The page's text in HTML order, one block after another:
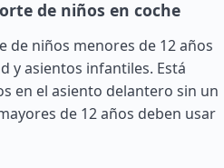
de niños en coche
de niños menores de 12 años
y asientos infantiles. Está
en el asiento delantero sin un
de 12 años deben usar